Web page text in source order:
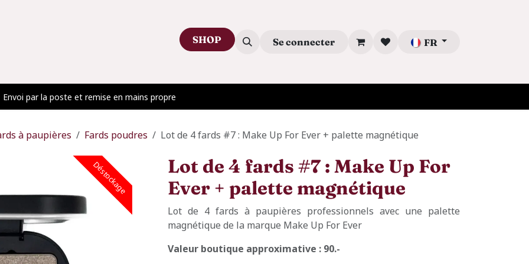
SHOP Se connecter FR
Envoi par la poste et remise en mains propre
à paupières Fards poudres Lot de 4 fards #7 : Make Up For Ever + palette magnétique
Déstockage
Lot de 4 fards #7 : Make Up For
Ever + palette magnétique
Lot de 4 fards à paupières professionnels avec une palette
magnétique de la marque Make Up For Ever
Valeur boutique approximative : 90.-